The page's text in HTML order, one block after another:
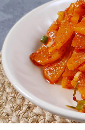
프 하세요!